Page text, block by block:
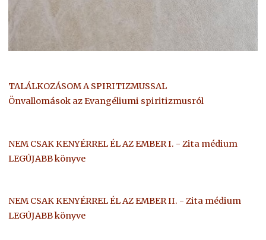
TALÁLKOZÁSOM A SPIRITIZMUSSAL
Önvallomások az Evangéliumi spiritizmusról
NEM CSAK KENYÉRREL ÉL AZ EMBER I. - Zita médium
LEGÚJABB könyve
NEM CSAK KENYÉRREL ÉL AZ EMBER II. - Zita médium
LEGÚJABB könyve